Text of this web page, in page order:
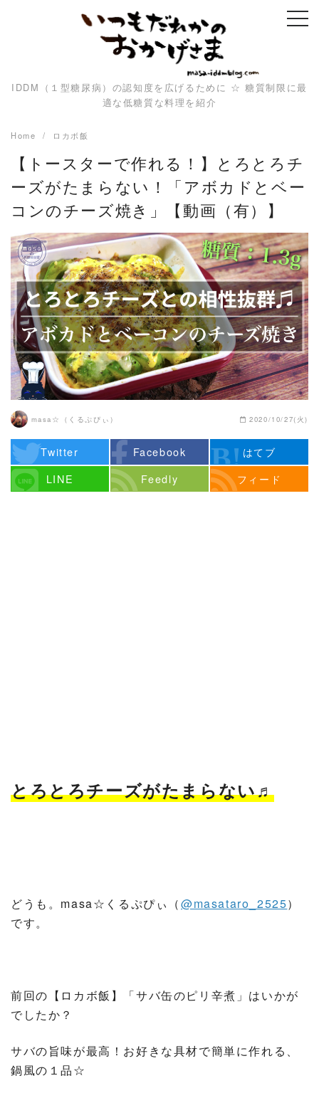
IDDM（１型糖尿病）の認知度を広げるために ☆ 糖質制限に最
適な低糖質な料理を紹介
Home ロカボ飯
【トースターで作れる！】とろとろチ
ーズがたまらない！「アボカドとベー
コンのチーズ焼き」【動画（有）】
masa☆（くるぷぴぃ） 2020/10/27(火)
Twitter Facebook
はてブ
LINE
Feedly フィード
とろとろチーズがたまらない♬
どうも。masa☆くるぷぴぃ（@masataro_2525）
です。
前回の【ロカボ飯】「サバ缶のピリ辛煮」はいかが
でしたか？
サバの旨味が最高！お好きな具材で簡単に作れる、
鍋風の１品☆